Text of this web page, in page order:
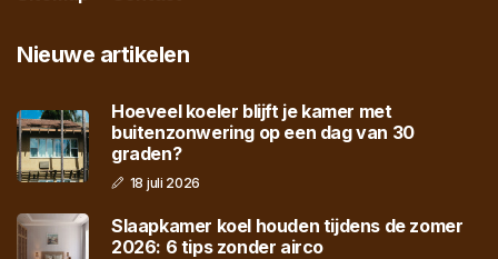
Nieuwe artikelen
Hoeveel koeler blijft je kamer met
buitenzonwering op een dag van 30
graden?
18 juli 2026
Slaapkamer koel houden tijdens de zomer
2026: 6 tips zonder airco